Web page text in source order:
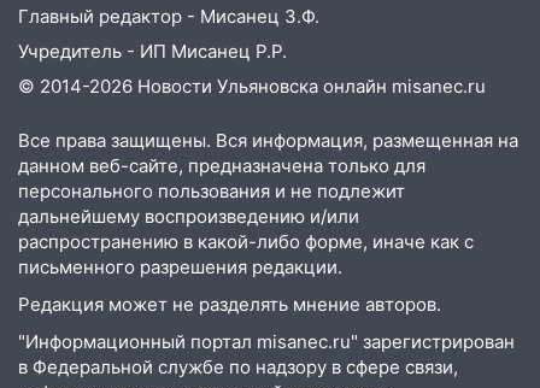
06:00 Как разрушительный ураган,
потопы и падающие деревья
парализовали Ульяновскую область: ЧП
за выходные
05:50 Пять украденных лошадей и
смертельная драка
05:00 Боль, скованность и старение
дисков: как повседневные привычки
незаметно разрушают наш позвоночник
03:00
День скрытых ловушек и
внезапных подарков судьбы: гороскоп
на 10 августа
Главный редактор - Мисанец З.Ф.
Учредитель - ИП Мисанец Р.Р.
© 2014-2026 Новости Ульяновска онлайн misanec.ru
Все права защищены. Вся информация, размещенная на
данном веб-сайте, предназначена только для
персонального пользования и не подлежит
дальнейшему воспроизведению и/или
распространению в какой-либо форме, иначе как с
письменного разрешения редакции.
Редакция может не разделять мнение авторов.
"Информационный портал misanec.ru" зарегистрирован
в Федеральной службе по надзору в сфере связи,